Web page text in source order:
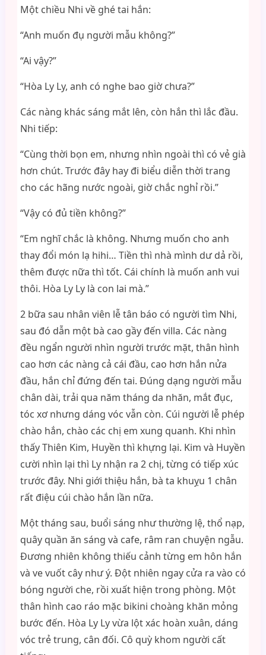
Một chiều Nhi về ghé tai hắn:
“Anh muốn đụ người mẫu không?”
“Ai vậy?”
“Hòa Ly Ly, anh có nghe bao giờ chưa?”
Các nàng khác sáng mắt lên, còn hắn thì lắc đầu.
Nhi tiếp:
“Cùng thời bọn em, nhưng nhìn ngoài thì có vẻ già
hơn chút. Trước đây hay đi biểu diễn thời trang
cho các hãng nước ngoài, giờ chắc nghỉ rồi.”
“Vậy có đủ tiền không?”
“Em nghĩ chắc là không. Nhưng muốn cho anh
thay đổi món lạ hihi… Tiền thì nhà mình dư dả rồi,
thêm được nữa thì tốt. Cái chính là muốn anh vui
thôi. Hòa Ly Ly là con lai mà.”
2 bữa sau nhân viên lễ tân báo có người tìm Nhi,
sau đó dẫn một bà cao gầy đến villa. Các nàng
đều ngẩn người nhìn người trước mặt, thân hình
cao hơn các nàng cả cái đầu, cao hơn hắn nửa
đầu, hắn chỉ đứng đến tai. Đúng dạng người mẫu
chân dài, trải qua năm tháng da nhăn, mắt đục,
tóc xơ nhưng dáng vóc vẫn còn. Cúi người lễ phép
chào hắn, chào các chị em xung quanh. Khi nhìn
thấy Thiên Kim, Huyền thì khựng lại. Kim và Huyền
cười nhìn lại thì Ly nhận ra 2 chị, từng có tiếp xúc
trước đây. Nhi giới thiệu hắn, bà ta khuỵu 1 chân
rất điệu cúi chào hắn lần nữa.
Một tháng sau, buổi sáng như thường lệ, thổ nạp,
quây quần ăn sáng và cafe, râm ran chuyện ngẫu.
Đương nhiên không thiếu cảnh từng em hôn hắn
và ve vuốt cây như ý. Đột nhiên ngay cửa ra vào có
bóng người che, rồi xuất hiện trong phòng. Một
thân hình cao ráo mặc bikini choàng khăn mỏng
bước đến. Hòa Ly Ly vừa lột xác hoàn xuân, dáng
vóc trẻ trung, cân đối. Cô quỳ khom người cất